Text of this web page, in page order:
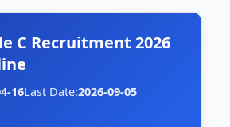
C Recruitment 2026
16Last Date:2026-09-05